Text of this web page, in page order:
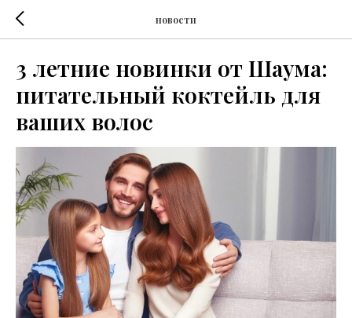
новости
3 летние новинки от Шаума:
питательный коктейль для
ваших волос